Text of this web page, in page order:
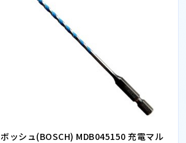
ボッシュ(BOSCH) MDB045150 充電マル